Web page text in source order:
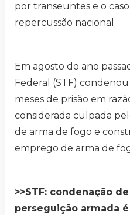
por transeuntes e o
repercussão nacional.
Em agosto do ano
Federal (STF)
meses de prisão em
considerada culpada
de arma de fogo e
emprego de arma de
>>STF: condenação
perseguição armada